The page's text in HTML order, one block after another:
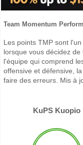
Team Momentum
Les points TMP sont
lorsque vous décidez
l'équipe qui comprend
offensive et défensive,
faire des erreurs. Mis à
KuPS Kuopio